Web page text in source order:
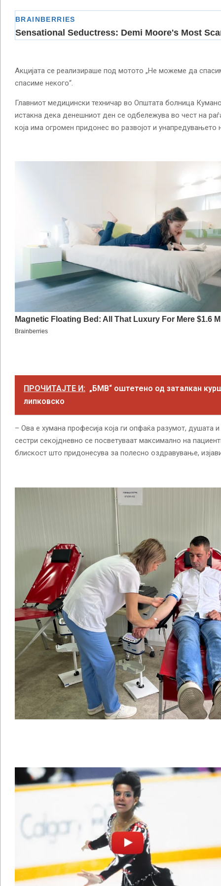
Акцијата се реализираше под мотото „Не можеме да
спасиме некого“.
Главниот медицински техничар во Општата болница
истакна дека денешниот ден се одбележува во чест на
која има огромен придонес во развојот и унапредувањето
ПРОЧИТАЈТЕ И: „БМВ“ оштетено од заталкан
липковско
– Ова е хумана професија која ги опфаќа разумот, душата
сестри секојдневно се посветуваат максимално на
блискост што придонесува за полесно оздравување,